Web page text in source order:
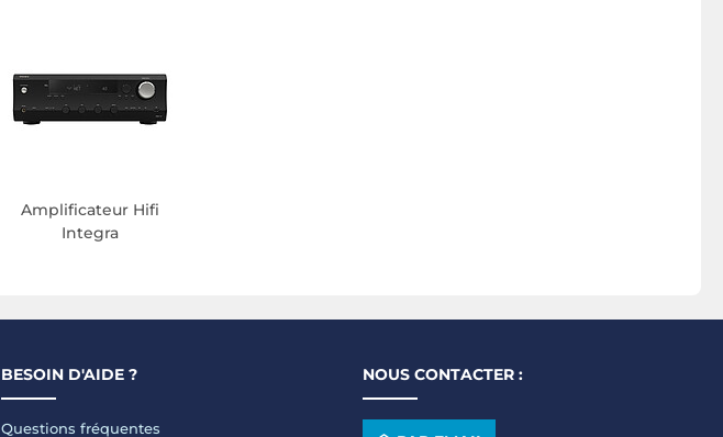
Amplificateur Hifi
Integra
BESOIN D'AIDE ?
Questions fréquentes
NOUS CONTACTER :